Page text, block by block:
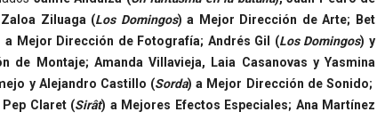
Ziluaga (Los Domingos) a Mejor Dirección de Arte;
Bet
a Mejor Dirección de Fotografía; Andrés Gil (Los Domingos) y
de Montaje; Amanda Villavieja, Laia Casanovas y Yasmina
y Alejandro Castillo (Sorda) a Mejor Dirección de Sonido;
Pep Claret (Sirât) a Mejores Efectos Especiales; Ana Martínez